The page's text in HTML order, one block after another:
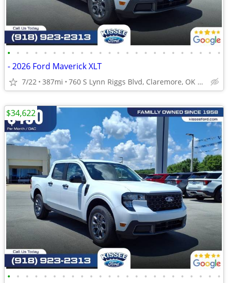
• • • • • • • • • • • • • • • • • • • • • • • •
- 2026 Ford Maverick XLT
7/22 387mi 760 S Lynn Riggs Blvd, Claremore, OK 74017
• • • • • • • • • • • • • • • • • • • • • • • •
$34,622